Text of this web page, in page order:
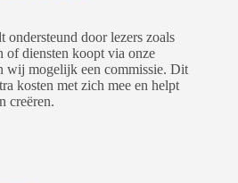
door lezers zoals
of diensten koopt via onze
wij mogelijk een commissie. Dit
kosten met zich mee en helpt
creëren.